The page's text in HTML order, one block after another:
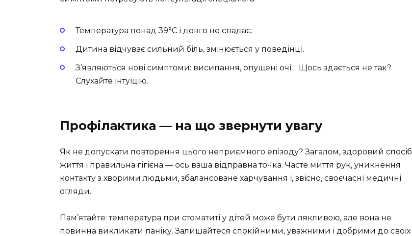
Температура понад 39°C і довго не спадає.
Дитина відчуває сильний біль, змінюється у поведінці.
З’являються нові симптоми: висипання, опущені очі… Щось здається не так?
Слухайте інтуїцію.
Профілактика — на що звернути увагу
Як не допускати повторення цього неприємного епізоду? Загалом, здоровий спосіб
життя і правильна гігієна — ось ваша відправна точка. Часте миття рук, уникнення
контакту з хворими людьми, збалансоване харчування і, звісно, своєчасні медичні
огляди.
Пам’ятайте: температура при стоматиті у дітей може бути лякливою, але вона не
повинна викликати паніку. Залишайтеся спокійними, уважними і добрими до своїх